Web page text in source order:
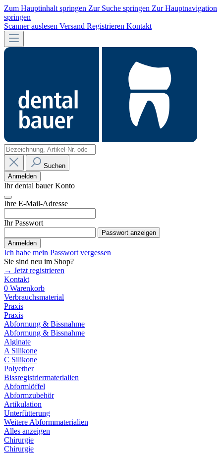
Zum Hauptinhalt springen Zur Suche springen Zur Hauptnavigation
springen
Scanner auslesen Versand Registrieren Kontakt
Suchen
Anmelden
Ihr dental bauer Konto
Ihre E-Mail-Adresse
Ihr Passwort
Passwort anzeigen
Anmelden
Ich habe mein Passwort vergessen
Sie sind neu im Shop?
→ Jetzt registrieren
Kontakt
0 Warenkorb
Verbrauchsmaterial
Praxis
Praxis
Abformung & Bissnahme
Abformung & Bissnahme
Alginate
A Silikone
C Silikone
Polyether
Bissregistriermaterialien
Abformlöffel
Abformzubehör
Artikulation
Unterfütterung
Weitere Abformmaterialien
Alles anzeigen
Chirurgie
Chirurgie